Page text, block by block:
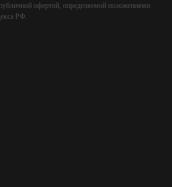
офертой, определяемой положениями
РФ.